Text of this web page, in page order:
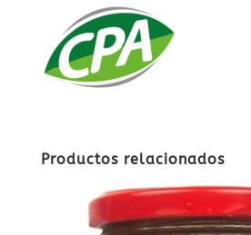
Productos relacionados